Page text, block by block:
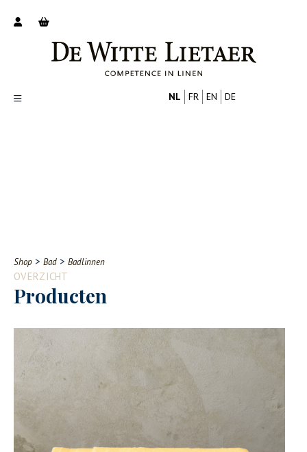
Contact
NL FR EN DE
Shop > Bad > Badlinnen
OVERZICHT
Producten